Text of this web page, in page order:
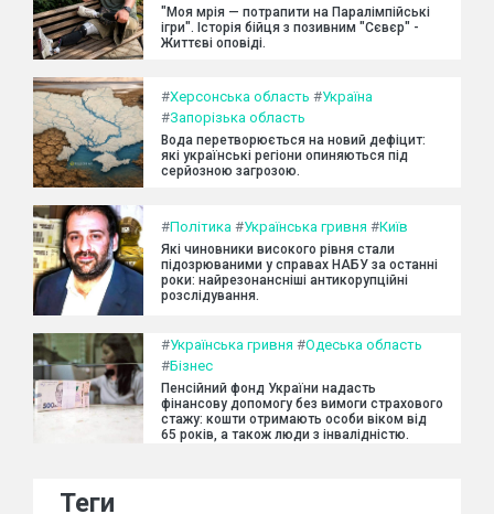
"Моя мрія — потрапити на Паралімпійські
ігри". Історія бійця з позивним "Сєвєр" -
Життєві оповіді.
#Херсонська область #Україна
#Запорізька область
Вода перетворюється на новий дефіцит:
які українські регіони опиняються під
серйозною загрозою.
#Політика #Українська гривня #Київ
Які чиновники високого рівня стали
підозрюваними у справах НАБУ за останні
роки: найрезонансніші антикорупційні
розслідування.
#Українська гривня #Одеська область
#Бізнес
Пенсійний фонд України надасть
фінансову допомогу без вимоги страхового
стажу: кошти отримають особи віком від
65 років, а також люди з інвалідністю.
Теги